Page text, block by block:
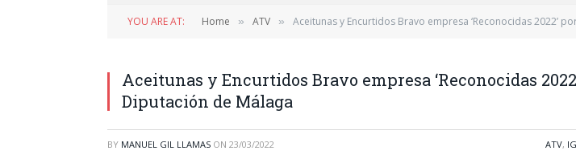
YOU ARE AT: Home » ATV » Aceitunas y Encurtidos Bravo empresa ‘Reconocidas 2022’
Aceitunas y Encurtidos Bravo empresa ‘Reconocidas
Diputación de Málaga
BY MANUEL GIL LLAMAS ON 23/03/2022 ATV,